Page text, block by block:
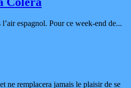
espagnol. Pour ce week-end de...
ne remplacera jamais le plaisir de se